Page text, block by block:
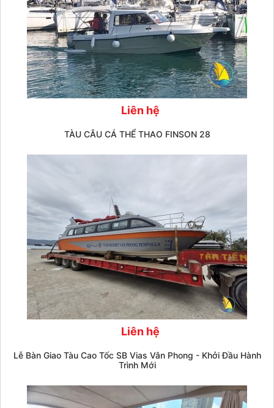
Liên hệ
TÀU CÂU CÁ THỂ THAO FINSON 28
Liên hệ
Lễ Bàn Giao Tàu Cao Tốc SB Vias Vân Phong - Khởi Đầu Hành
Trình Mới